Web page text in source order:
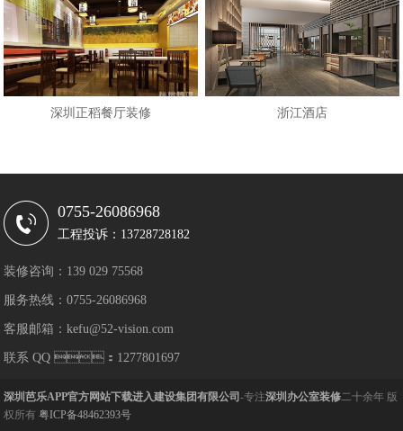
深圳正稻餐厅装修 浙江酒店
0755-26086968
工程投诉：13728728182
装修咨询：139 029 75568
服务热线：0755-26086968
客服邮箱：kefu@52-vision.com
联系 QQ ：1277801697
深圳芭乐APP官方网站下载进入建设集团有限公司-专注深圳办公室装修二十余年 版
权所有粤ICP备48462393号